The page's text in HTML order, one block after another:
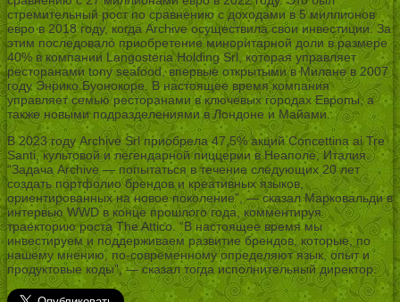
стремительный рост по сравнению с доходами в 5 миллионов
евро в 2018 году, когда Archive осуществила свои инвестиции. За
этим последовало приобретение миноритарной доли в размере
40% в компании Langosteria Holding Srl, которая управляет
ресторанами tony seafood, впервые открытыми в Милане в 2007
году Энрико Буонокоре. В настоящее время компания
управляет семью ресторанами в ключевых городах Европы, а
также новыми подразделениями в Лондоне и Майами.
В 2023 году Archive Srl приобрела 47,5% акций Concettina ai Tre
Santi, культовой и легендарной пиццерии в Неаполе, Италия.
“Задача Archive — попытаться в течение следующих 20 лет
создать портфолио брендов и креативных языков,
ориентированных на новое поколение”, — сказал Марковальди в
интервью WWD в конце прошлого года, комментируя
траекторию роста The Attico. “В настоящее время мы
инвестируем и поддерживаем развитие брендов, которые, по
нашему мнению, по-современному определяют язык, опыт и
продуктовые коды”, — сказал тогда исполнительный директор.